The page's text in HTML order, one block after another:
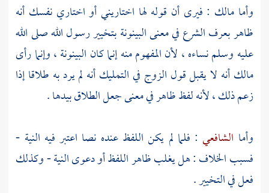
وأما مالك : فيرى أن قوله لها اختاريني أو اختاري نفسك أنه
ظاهر بعرف الشرع في معنى البينونة بتخيير رسول الله صلى الله
عليه وسلم نساءه ، لأن المفهوم منه إنما كان البينونة ، وإنما رأى
مالكأنه لا يقبل قول الزوج في التمليك أنه لم يرد به طلاقا إذا
زعم ذلك ، لأنه لفظ ظاهر في معنى جعل الطلاق بيدها .
وأما الشافعي : فلما لم يكن اللفظ عنده نصا اعتبر فيه النية -
فسبب الخلاف : هل يغلب ظاهر اللفظ أو دعوى النية - وكذلك
فعل في التخيير .